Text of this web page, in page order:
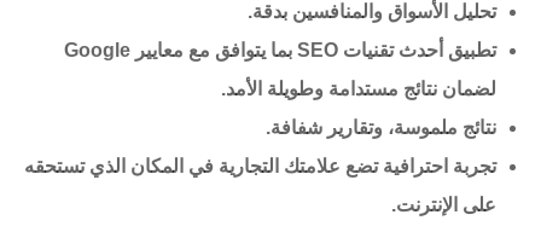
تحليل الأسواق والمنافسين بدقة.
تطبيق أحدث تقنيات SEO بما يتوافق مع معايير Google
لضمان نتائج مستدامة وطويلة الأمد.
نتائج ملموسة، وتقارير شفافة.
تجربة احترافية تضع علامتك التجارية في المكان الذي تستحقه
على الإنترنت.